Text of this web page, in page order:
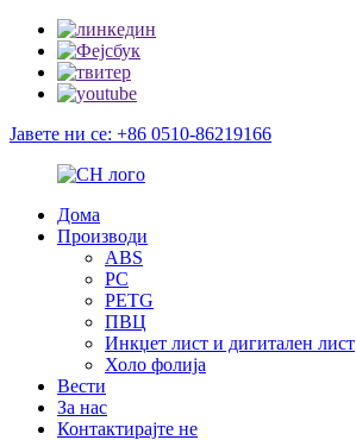
Јавете ни се: +86 0510-86219166
Дома
Производи
ABS
PC
PETG
ПВЦ
Инкџет лист и дигитален лист
Холо фолија
Вести
За нас
Контактирајте не